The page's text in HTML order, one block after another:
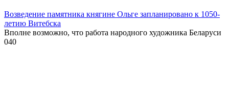
Возведение памятника княгине Ольге запланировано к 1050-
летию Витебска
Вполне возможно, что работа народного художника Беларуси
040